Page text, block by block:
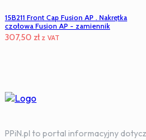
15B211 Front Cap Fusion AP . Nakrętka
czołowa Fusion AP - zamiennik
307,50 zł z VAT
PPiN.pl to portal informacyjny